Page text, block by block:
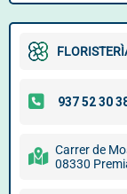
Carrer de
08330